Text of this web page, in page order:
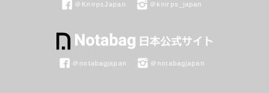
＠KnirpsJapan ＠knirps_japan
＠notabagjapan ＠notabagjapan